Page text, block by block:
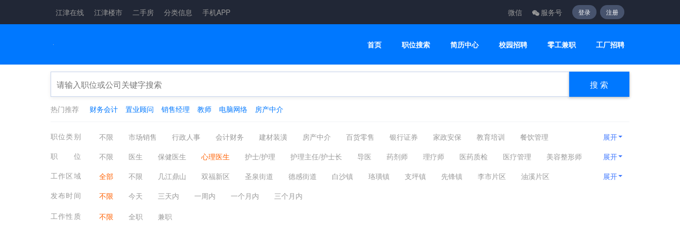
江津在线 江津楼市 二手房 分类信息 手机APP 微信 服务号 登录 注册
首页 职位搜索 简历中心 校园招聘 零工兼职 工厂招聘
搜 索
热门推荐 财务会计 置业顾问 销售经理 教师 电脑网络 房产中介
职位类别 不限 市场销售 行政人事 会计财务 建材装潢 房产中介 百货零售 银行证券 家政安保 教育培训
餐饮管理
物流仓储
娱乐休闲 广告会展 汽车服务 普工技工 CNC数控操机/编程 机械工程师 医疗护理 编辑出版
运动健身
机械仪表
金融保险 保健按摩 司机客运 物业管理 互联网通信 酒店旅游 美容美发 建筑工程 客服咨询
设计创意
展开
职位
不限 医生 保健医生 心理医生 护士/护理 护理主任/护士长 导医 药剂师 理疗师 医药质检 医疗管理
美容整形师
验光师
营养师 宠物护理/兽医
展开
工作区域
全部 不限 几江鼎山 双福新区 圣泉街道 德感街道 白沙镇 珞璜镇 支坪镇 先锋镇 李市片区
油溪片区
四面山片区
西彭陶家 其它镇街 重庆主城 其他区县
展开
发布时间
不限 今天 三天内 一周内 一个月内
三个月内
工作性质
不限 全职
兼职